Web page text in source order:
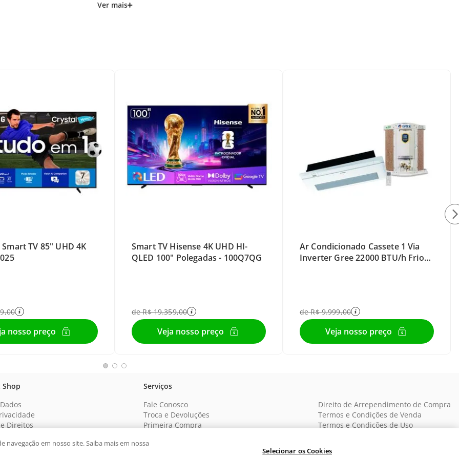
TV 85" UHD 4K
,00
Smart TV Hisense 4K UHD HI-
QLED 100" Polegadas - 100Q7QG
deR$ 19.359,00
Ar Condicionado Cassete 1 Via
Inverter Gree 22000 BTU/h Frio
deR$ 9.999,00
Shop
Direitos
Serviços
Fale Conosco
Troca e Devoluções
Primeira Compra
Direito de Arrependimento de Compra
Termos e Condições de Venda
Termos e Condições de Uso
em nosso site. Saiba mais em nossa
Selecionar os Cookies